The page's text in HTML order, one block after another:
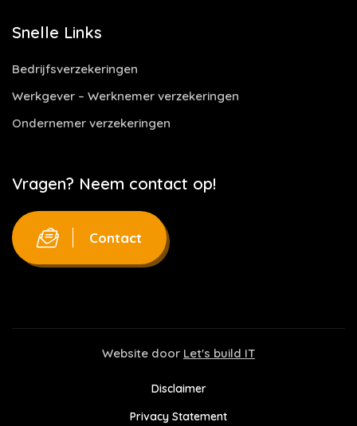
Snelle Links
Bedrijfsverzekeringen
Werkgever – Werknemer verzekeringen
Ondernemer verzekeringen
Vragen? Neem contact op!
Contact
Website door Let's build IT
Disclaimer
Privacy Statement